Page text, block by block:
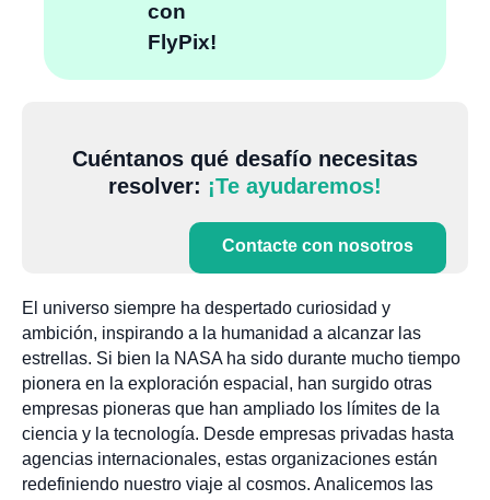
con
FlyPix!
Cuéntanos qué desafío necesitas
resolver: ¡Te ayudaremos!
Contacte con nosotros
El universo siempre ha despertado curiosidad y
ambición, inspirando a la humanidad a alcanzar las
estrellas. Si bien la NASA ha sido durante mucho tiempo
pionera en la exploración espacial, han surgido otras
empresas pioneras que han ampliado los límites de la
ciencia y la tecnología. Desde empresas privadas hasta
agencias internacionales, estas organizaciones están
redefiniendo nuestro viaje al cosmos. Analicemos las